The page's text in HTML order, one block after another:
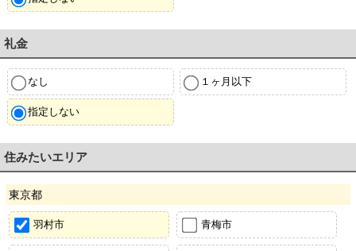
礼金
なし １ヶ月以下
指定しない
住みたいエリア
東京都
羽村市 青梅市